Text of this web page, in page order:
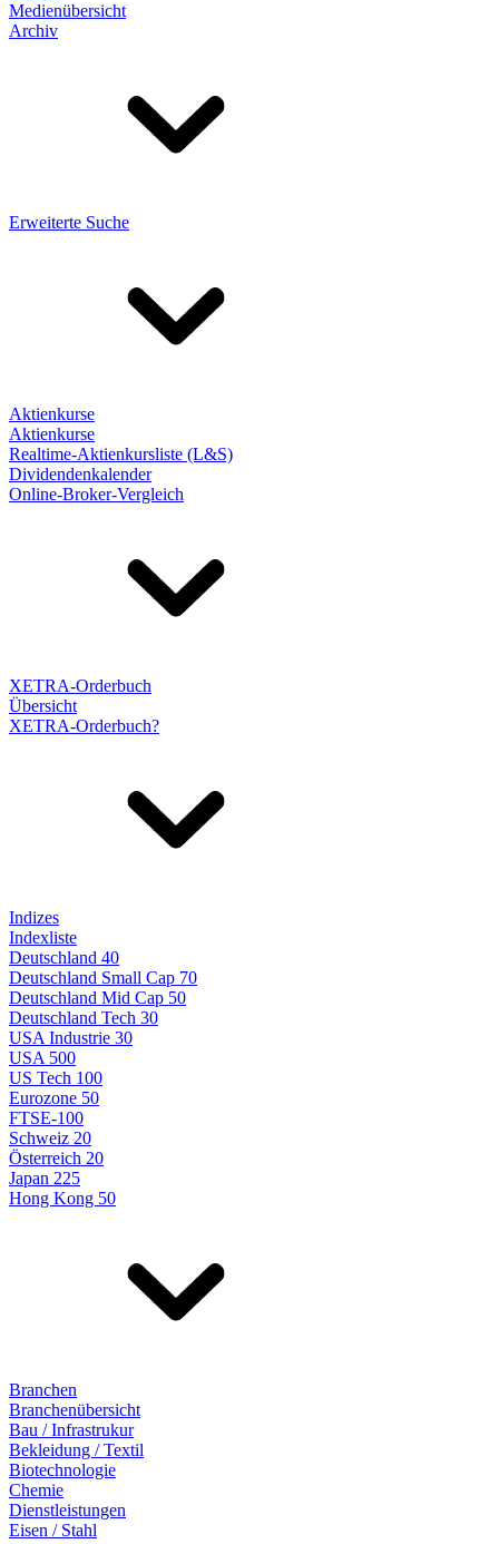
Medienübersicht
Archiv
Erweiterte Suche
Aktienkurse
Aktienkurse
Realtime-Aktienkursliste (L&S)
Dividendenkalender
Online-Broker-Vergleich
XETRA-Orderbuch
Übersicht
XETRA-Orderbuch?
Indizes
Indexliste
Deutschland 40
Deutschland Small Cap 70
Deutschland Mid Cap 50
Deutschland Tech 30
USA Industrie 30
USA 500
US Tech 100
Eurozone 50
FTSE-100
Schweiz 20
Österreich 20
Japan 225
Hong Kong 50
Branchen
Branchenübersicht
Bau / Infrastrukur
Bekleidung / Textil
Biotechnologie
Chemie
Dienstleistungen
Eisen / Stahl